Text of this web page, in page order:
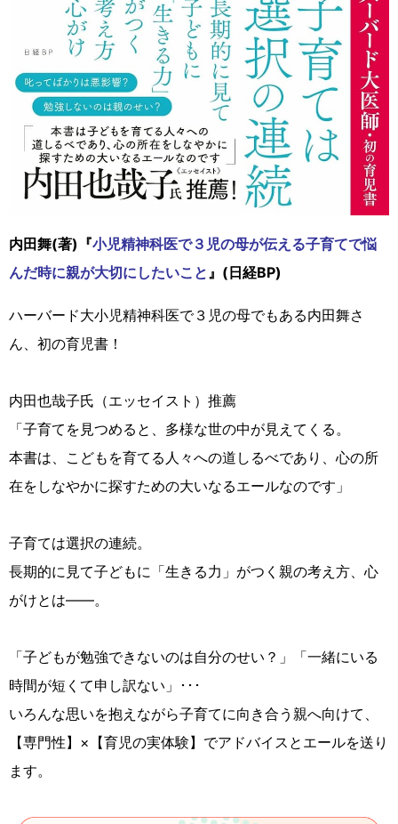
内田舞(著)『小児精神科医で３児の母が伝える子育てで悩
んだ時に親が大切にしたいこと 』(日経BP)
ハーバード大小児精神科医で３児の母でもある内田舞さ
ん、初の育児書！
内田也哉子氏（エッセイスト）推薦
「子育てを見つめると、多様な世の中が見えてくる。
本書は、こどもを育てる人々への道しるべであり、心の所
在をしなやかに探すための大いなるエールなのです」
子育ては選択の連続。
長期的に見て子どもに「生きる力」がつく親の考え方、心
がけとは――。
「子どもが勉強できないのは自分のせい？」「一緒にいる
時間が短くて申し訳ない」･･･
いろんな思いを抱えながら子育てに向き合う親へ向けて、
【専門性】×【育児の実体験】でアドバイスとエールを送り
ます。